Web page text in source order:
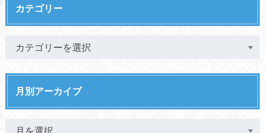
カテゴリー
月別アーカイブ